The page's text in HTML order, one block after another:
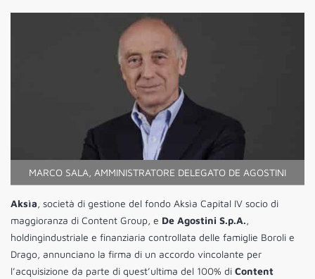
MARCO SALA, AMMINISTRATORE DELEGATO DE AGOSTINI
Aksìa, società di gestione del fondo Aksìa Capital IV socio di
maggioranza di Content Group, e De Agostini S.p.A.,
holdingindustriale e finanziaria controllata delle famiglie Boroli e
Drago, annunciano la firma di un accordo vincolante per
l’acquisizione da parte di quest’ultima del 100% di Content